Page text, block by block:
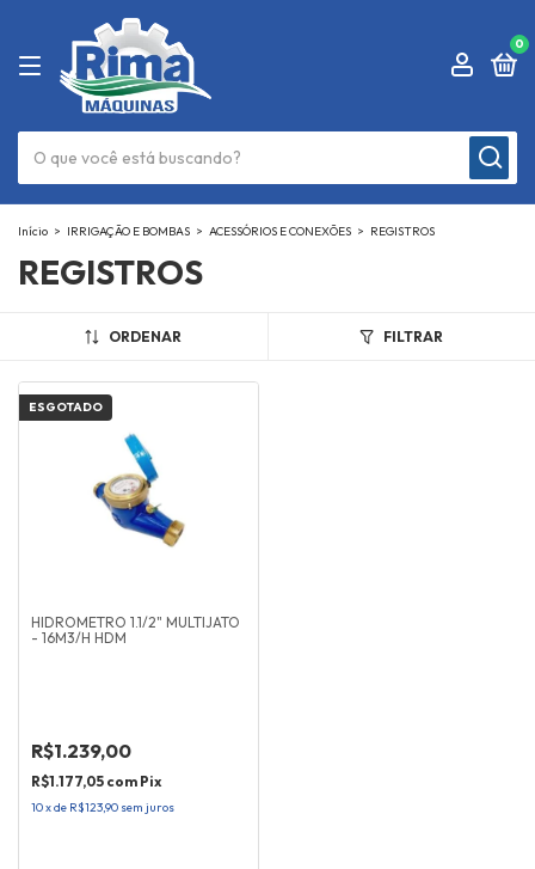
0
Início > IRRIGAÇÃO E BOMBAS > ACESSÓRIOS E CONEXÕES > REGISTROS
REGISTROS
ORDENAR FILTRAR
ESGOTADO
HIDROMETRO 1.1/2" MULTIJATO
- 16M3/H HDM
R$1.239,00
R$1.177,05 com Pix
10xde R$123,90 sem juros